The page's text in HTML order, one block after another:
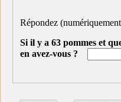
Répondez
Si il y a 63 pommes et
en avez-vous ?